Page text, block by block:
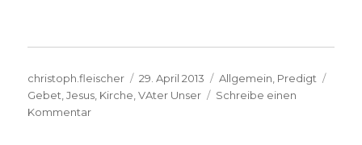
Autor
christoph.fleischer
Veröffentlicht
am
29. April 2013 Kategorien
Allgemein Predigt
Gebet ,Jesus Kirche ,VAter Unser
Schreibe einen
Kommentarzu